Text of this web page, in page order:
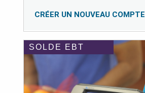
CRÉER UN NOUVEAU COMPTE
SOLDE EBT